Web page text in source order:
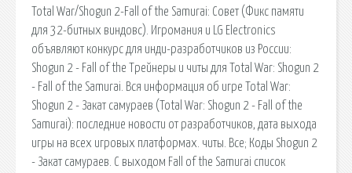
Total War/Shogun 2-Fall of the Samurai: Совет (Фикс памяти
для 32-битных виндовс). Игромания и LG Electronics
объявляют конкурс для инди-разработчиков из России:
Shogun 2 - Fall of the Трейнеры и читы для Total War: Shogun 2
- Fall of the Samurai. Вся информация об игре Total War:
Shogun 2 - Закат самураев (Total War: Shogun 2 - Fall of the
Samurai): последние новости от разработчиков, дата выхода
игры на всех игровых платформах. читы. Все; Коды Shogun 2
- Закат самураев. С выходом Fall of the Samurai список